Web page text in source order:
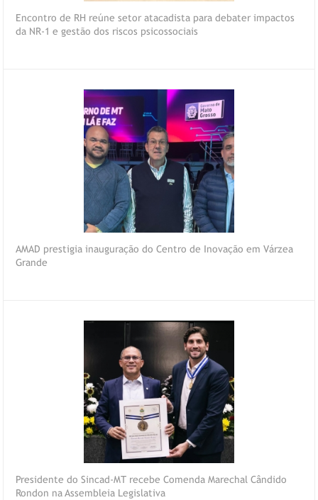
Encontro de RH reúne setor atacadista para debater impactos
da NR-1 e gestão dos riscos psicossociais
AMAD prestigia inauguração do Centro de Inovação em Várzea
Grande
Presidente do Sincad-MT recebe Comenda Marechal Cândido
Rondon na Assembleia Legislativa